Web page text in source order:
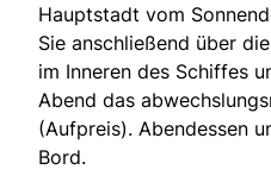
Hauptstadt vom
Sie anschließend über
im Inneren des Schiffes
Abend das
(Aufpreis). Abendessen
Bord.